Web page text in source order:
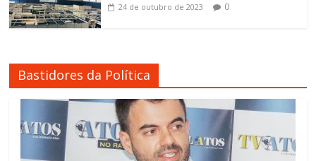
24 de outubro de 2023 0
Bastidores da Política